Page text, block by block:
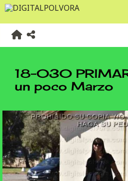
18-030
un poco Marzo